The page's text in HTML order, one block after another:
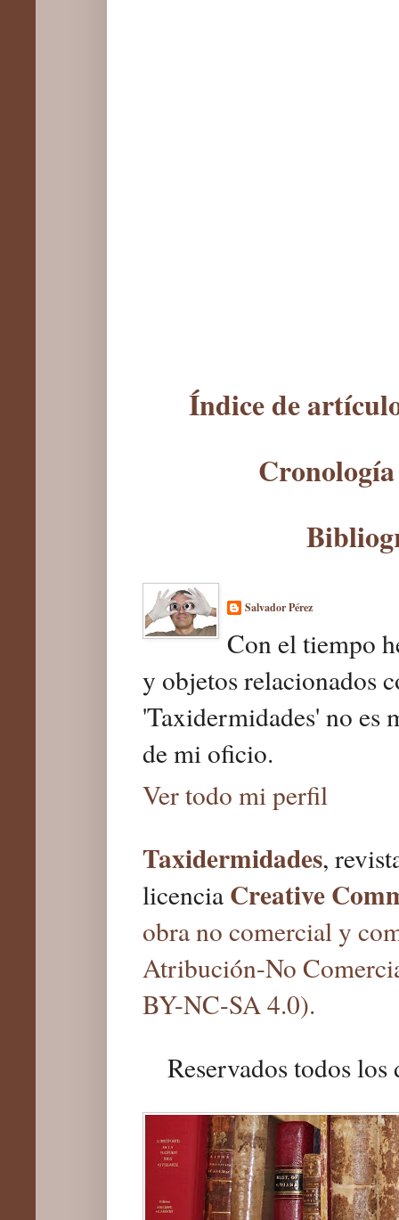
Índice de
Salvador Pérez
Con el tiempo
y objetos relacionados
'Taxidermidades' no es
de mi oficio.
Ver todo mi perfil
Taxidermidades,
licencia Creative
obra no comercial y
Atribución-No
BY-NC-SA 4.0).
Reservados todos